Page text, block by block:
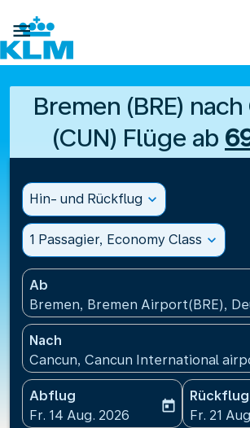

Bremen (BRE)
(CUN) Flüge ab
Hin- und Rückflug expand_more
1 Passagier, Economy Class expand_more
Ab
Bremen, Bremen Airport(BRE),
Nach
Cancun, Cancun International
Abflug
fc-booking-departure-date-aria-
Fr. 14 Aug. 2026
today
Rückflug
fc-
Fr. 21